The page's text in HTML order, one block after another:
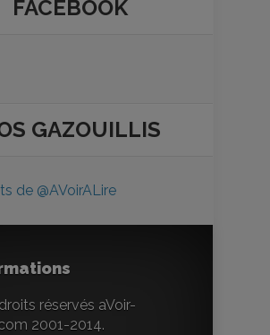
FACEBOOK
GAZOUILLIS
de @AVoirALire
réservés aVoir-
2001-2014.